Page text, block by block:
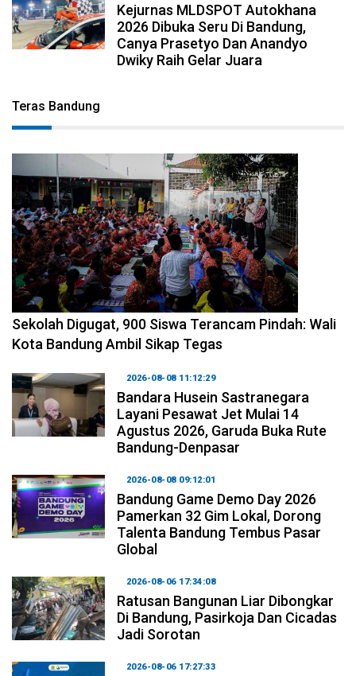
Kejurnas MLDSPOT Autokhana
2026 Dibuka Seru Di Bandung,
Canya Prasetyo Dan Anandyo
Dwiky Raih Gelar Juara
Teras Bandung
2026-08-08 14:10:48
Sekolah Digugat, 900 Siswa Terancam Pindah: Wali
Kota Bandung Ambil Sikap Tegas
2026-08-08 11:12:29
Bandara Husein Sastranegara
Layani Pesawat Jet Mulai 14
Agustus 2026, Garuda Buka Rute
Bandung-Denpasar
2026-08-08 09:12:01
Bandung Game Demo Day 2026
Pamerkan 32 Gim Lokal, Dorong
Talenta Bandung Tembus Pasar
Global
2026-08-06 17:34:08
Ratusan Bangunan Liar Dibongkar
Di Bandung, Pasirkoja Dan Cicadas
Jadi Sorotan
2026-08-06 17:27:33